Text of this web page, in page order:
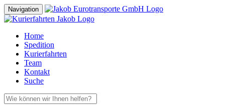
Navigation
Home
Spedition
Kurierfahrten
Team
Kontakt
Suche